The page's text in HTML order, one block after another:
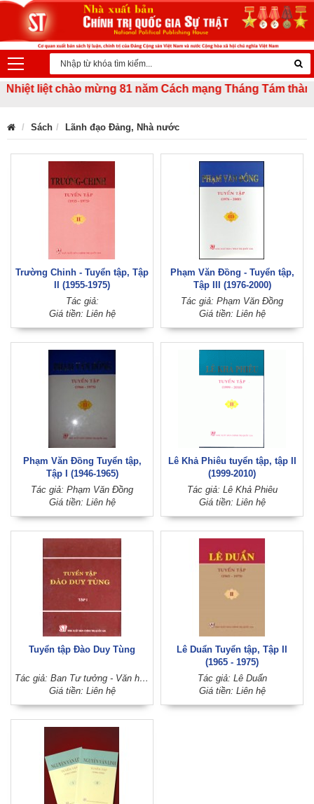
liệt chào mừng 81 năm Cách mạng Tháng Tám thành
Sách Lãnh đạo Đảng, Nhà nước
Trường Chinh - Tuyển tập, Tập
II (1955-1975)
Tác giả:
Giá tiền: Liên hệ
Phạm Văn Đồng - Tuyển tập,
Tập III (1976-2000)
Tác giả: Phạm Văn Đồng
Giá tiền: Liên hệ
Phạm Văn Đồng Tuyển tập,
Tập I (1946-1965)
Tác giả: Phạm Văn Đồng
Giá tiền: Liên hệ
Lê Khả Phiêu tuyển tập, tập II
(1999-2010)
Tác giả: Lê Khả Phiêu
Giá tiền: Liên hệ
Tuyển tập Đào Duy Tùng
Tác giả: Ban Tư tưởng - Văn hoá Trung ương (nay là Ban Tuyên giáo Trung ương)
Giá tiền: Liên hệ
Lê Duẩn Tuyển tập, Tập II
(1965 - 1975)
Tác giả: Lê Duẩn
Giá tiền: Liên hệ